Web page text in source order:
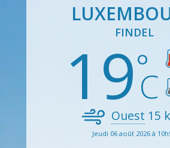
FINDEL
19
Ouest 15
Jeudi 06 août 2026 à